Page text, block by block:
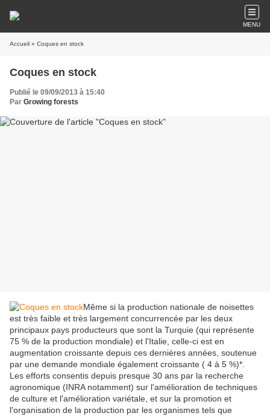
MENU
Accueil » Coques en stock
Coques en stock
Publié le 09/09/2013 à 15:40
Par Growing forests
Même si la production nationale de noisettes
est très faible et très largement concurrencée par les deux
principaux pays producteurs que sont la Turquie (qui représente
75 % de la production mondiale) et l'Italie, celle-ci est en
augmentation croissante depuis ces dernières années, soutenue
par une demande mondiale également croissante ( 4 à 5 %)*.
Les efforts consentis depuis presque 30 ans par la recherche
agronomique (INRA notamment) sur l'amélioration de techniques
de culture et l'amélioration variétale, et sur la promotion et
l'organisation de la production par les organismes tels que